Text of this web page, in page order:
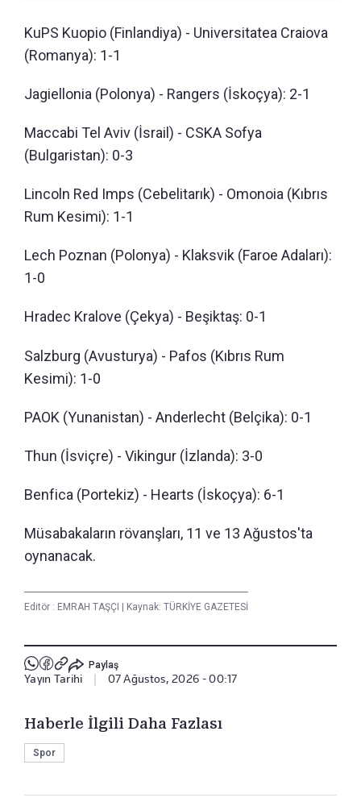
KuPS Kuopio (Finlandiya) - Universitatea Craiova
(Romanya): 1-1
Jagiellonia (Polonya) - Rangers (İskoçya): 2-1
Maccabi Tel Aviv (İsrail) - CSKA Sofya
(Bulgaristan): 0-3
Lincoln Red Imps (Cebelitarık) - Omonoia (Kıbrıs
Rum Kesimi): 1-1
Lech Poznan (Polonya) - Klaksvik (Faroe Adaları):
1-0
Hradec Kralove (Çekya) - Beşiktaş: 0-1
Salzburg (Avusturya) - Pafos (Kıbrıs Rum
Kesimi): 1-0
PAOK (Yunanistan) - Anderlecht (Belçika): 0-1
Thun (İsviçre) - Vikingur (İzlanda): 3-0
Benfica (Portekiz) - Hearts (İskoçya): 6-1
Müsabakaların rövanşları, 11 ve 13 Ağustos'ta
oynanacak.
Editör : EMRAH TAŞÇI Kaynak: TÜRKİYE GAZETESİ
Paylaş
Yayın Tarihi 07 Ağustos, 2026 - 00:17
Haberle İlgili Daha Fazlası
Spor